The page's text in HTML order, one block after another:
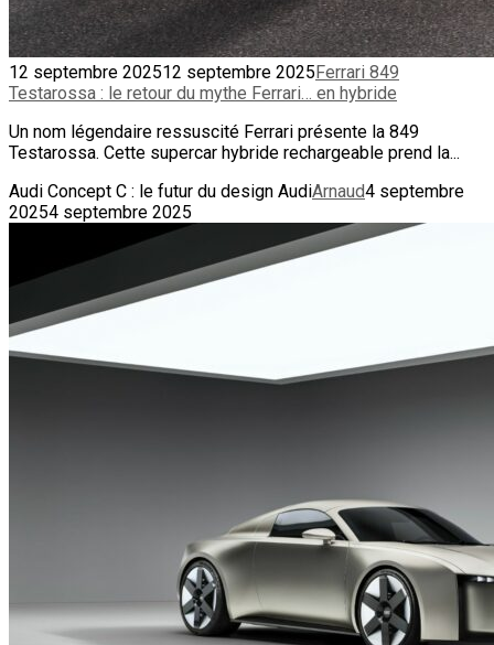
12 septembre 202512 septembre 2025Ferrari 849
Testarossa : le retour du mythe Ferrari… en hybride
Un nom légendaire ressuscité Ferrari présente la 849
Testarossa. Cette supercar hybride rechargeable prend la...
Audi Concept C : le futur du design AudiArnaud4 septembre
20254 septembre 2025